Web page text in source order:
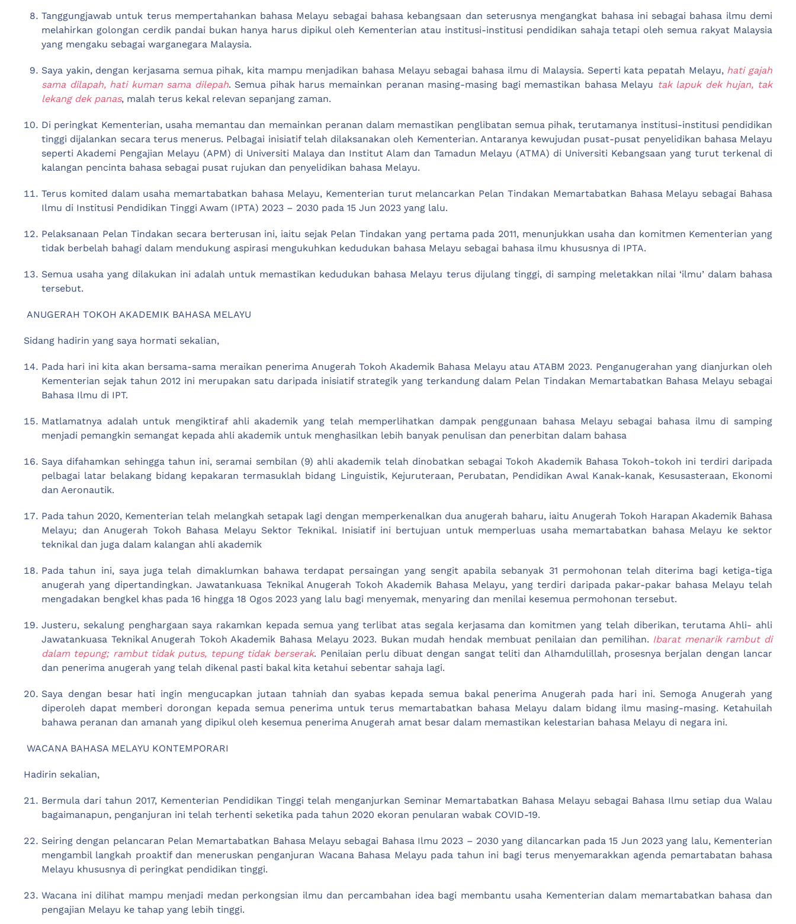
Tanggungjawab untuk terus mempertahankan bahasa Melayu sebagai bahasa kebangsaan dan seterusnya mengangkat bahasa ini sebagai bahasa ilmu demi
melahirkan golongan cerdik pandai bukan hanya harus dipikul oleh Kementerian atau institusi-institusi pendidikan sahaja tetapi oleh semua rakyat Malaysia
yang mengaku sebagai warganegara Malaysia.
Saya yakin, dengan kerjasama semua pihak, kita mampu menjadikan bahasa Melayu sebagai bahasa ilmu di Malaysia. Seperti kata pepatah Melayu, hati gajah
sama dilapah, hati kuman sama dilepah. Semua pihak harus memainkan peranan masing-masing bagi memastikan bahasa Melayu tak lapuk dek hujan, tak
lekang dek panas, malah terus kekal relevan sepanjang zaman.
Di peringkat Kementerian, usaha memantau dan memainkan peranan dalam memastikan penglibatan semua pihak, terutamanya institusi-institusi pendidikan
tinggi dijalankan secara terus menerus. Pelbagai inisiatif telah dilaksanakan oleh Kementerian. Antaranya kewujudan pusat-pusat penyelidikan bahasa Melayu
seperti Akademi Pengajian Melayu (APM) di Universiti Malaya dan Institut Alam dan Tamadun Melayu (ATMA) di Universiti Kebangsaan yang turut terkenal di
kalangan pencinta bahasa sebagai pusat rujukan dan penyelidikan bahasa Melayu.
Terus komited dalam usaha memartabatkan bahasa Melayu, Kementerian turut melancarkan Pelan Tindakan Memartabatkan Bahasa Melayu sebagai Bahasa
Ilmu di Institusi Pendidikan Tinggi Awam (IPTA) 2023 – 2030 pada 15 Jun 2023 yang lalu.
Pelaksanaan Pelan Tindakan secara berterusan ini, iaitu sejak Pelan Tindakan yang pertama pada 2011, menunjukkan usaha dan komitmen Kementerian yang
tidak berbelah bahagi dalam mendukung aspirasi mengukuhkan kedudukan bahasa Melayu sebagai bahasa ilmu khususnya di IPTA.
Semua usaha yang dilakukan ini adalah untuk memastikan kedudukan bahasa Melayu terus dijulang tinggi, di samping meletakkan nilai ‘ilmu’ dalam bahasa
tersebut.
ANUGERAH TOKOH AKADEMIK BAHASA MELAYU
Sidang hadirin yang saya hormati sekalian,
Pada hari ini kita akan bersama-sama meraikan penerima Anugerah Tokoh Akademik Bahasa Melayu atau ATABM 2023. Penganugerahan yang dianjurkan oleh
Kementerian sejak tahun 2012 ini merupakan satu daripada inisiatif strategik yang terkandung dalam Pelan Tindakan Memartabatkan Bahasa Melayu sebagai
Bahasa Ilmu di IPT.
Matlamatnya adalah untuk mengiktiraf ahli akademik yang telah memperlihatkan dampak penggunaan bahasa Melayu sebagai bahasa ilmu di samping
menjadi pemangkin semangat kepada ahli akademik untuk menghasilkan lebih banyak penulisan dan penerbitan dalam bahasa
Saya difahamkan sehingga tahun ini, seramai sembilan (9) ahli akademik telah dinobatkan sebagai Tokoh Akademik Bahasa Tokoh-tokoh ini terdiri daripada
pelbagai latar belakang bidang kepakaran termasuklah bidang Linguistik, Kejuruteraan, Perubatan, Pendidikan Awal Kanak-kanak, Kesusasteraan, Ekonomi
dan Aeronautik.
Pada tahun 2020, Kementerian telah melangkah setapak lagi dengan memperkenalkan dua anugerah baharu, iaitu Anugerah Tokoh Harapan Akademik Bahasa
Melayu; dan Anugerah Tokoh Bahasa Melayu Sektor Teknikal. Inisiatif ini bertujuan untuk memperluas usaha memartabatkan bahasa Melayu ke sektor
teknikal dan juga dalam kalangan ahli akademik
Pada tahun ini, saya juga telah dimaklumkan bahawa terdapat persaingan yang sengit apabila sebanyak 31 permohonan telah diterima bagi ketiga-tiga
anugerah yang dipertandingkan. Jawatankuasa Teknikal Anugerah Tokoh Akademik Bahasa Melayu, yang terdiri daripada pakar-pakar bahasa Melayu telah
mengadakan bengkel khas pada 16 hingga 18 Ogos 2023 yang lalu bagi menyemak, menyaring dan menilai kesemua permohonan tersebut.
Justeru, sekalung penghargaan saya rakamkan kepada semua yang terlibat atas segala kerjasama dan komitmen yang telah diberikan, terutama Ahli- ahli
Jawatankuasa Teknikal Anugerah Tokoh Akademik Bahasa Melayu 2023. Bukan mudah hendak membuat penilaian dan pemilihan. Ibarat menarik rambut di
dalam tepung; rambut tidak putus, tepung tidak berserak. Penilaian perlu dibuat dengan sangat teliti dan Alhamdulillah, prosesnya berjalan dengan lancar
dan penerima anugerah yang telah dikenal pasti bakal kita ketahui sebentar sahaja lagi.
Saya dengan besar hati ingin mengucapkan jutaan tahniah dan syabas kepada semua bakal penerima Anugerah pada hari ini. Semoga Anugerah yang
diperoleh dapat memberi dorongan kepada semua penerima untuk terus memartabatkan bahasa Melayu dalam bidang ilmu masing-masing. Ketahuilah
bahawa peranan dan amanah yang dipikul oleh kesemua penerima Anugerah amat besar dalam memastikan kelestarian bahasa Melayu di negara ini.
WACANA BAHASA MELAYU KONTEMPORARI
Hadirin sekalian,
Bermula dari tahun 2017, Kementerian Pendidikan Tinggi telah menganjurkan Seminar Memartabatkan Bahasa Melayu sebagai Bahasa Ilmu setiap dua Walau
bagaimanapun, penganjuran ini telah terhenti seketika pada tahun 2020 ekoran penularan wabak COVID-19.
Seiring dengan pelancaran Pelan Memartabatkan Bahasa Melayu sebagai Bahasa Ilmu 2023 – 2030 yang dilancarkan pada 15 Jun 2023 yang lalu, Kementerian
mengambil langkah proaktif dan meneruskan penganjuran Wacana Bahasa Melayu pada tahun ini bagi terus menyemarakkan agenda pemartabatan bahasa
Melayu khususnya di peringkat pendidikan tinggi.
Wacana ini dilihat mampu menjadi medan perkongsian ilmu dan percambahan idea bagi membantu usaha Kementerian dalam memartabatkan bahasa dan
pengajian Melayu ke tahap yang lebih tinggi.